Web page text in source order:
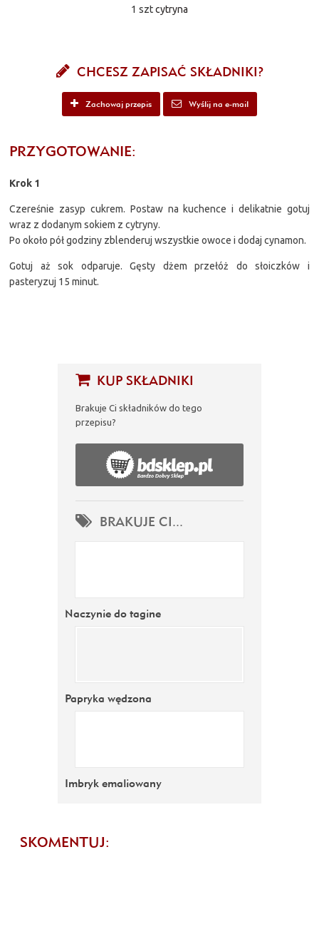
1 sztcytryna
KUP SKŁADNIKI
Brakuje Ci składników do tego
przepisu?
BRAKUJE CI...
Naczynie do tagine
Papryka wędzona
Imbryk emaliowany
CHCESZ ZAPISAĆ SKŁADNIKI?
Zachowaj przepis Wyślij na e-mail
PRZYGOTOWANIE:
Krok 1
Czereśnie zasyp cukrem. Postaw na kuchence i delikatnie gotuj
wraz z dodanym sokiem z cytryny.
Po około pół godziny zblenderuj wszystkie owoce i dodaj cynamon.
Gotuj aż sok odparuje. Gęsty dżem przełóż do słoiczków i
pasteryzuj 15 minut.
SKOMENTUJ: